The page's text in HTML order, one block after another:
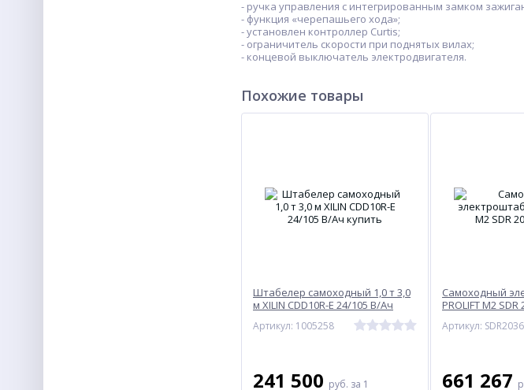
- ручка управления с интегрированным замком
- функция «черепашьего хода»;
- установлен контроллер Curtis;
- ограничитель скорости при поднятых вилах;
- концевой выключатель электродвигателя.
Похожие товары
Штабелер самоходный 1,0 т 3,0
м XILIN CDD10R-E 24/105 В/Ач
Артикул: 1005258
241 500 руб. за 1
Самоходный
PROLIFT M2 SDR
Артикул:
661 267